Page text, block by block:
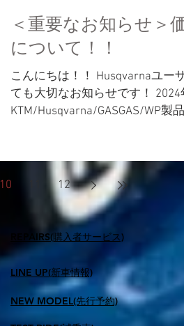
＜重要なお知らせ＞
について！！
こんにちは！！ Husqvarnaユー
ても大切なお知らせです！
KTM/Husqvarna/GASGAS/WP製
は、...
10 12
​REPAIRS(購入者サービス)
LINE UP(新車情報)
NEW MODEL(先行予約)